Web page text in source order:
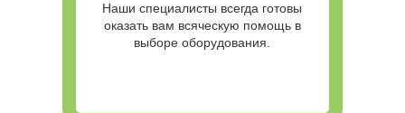
Наши специалисты всегда готовы
оказать вам всяческую помощь в
выборе оборудования.